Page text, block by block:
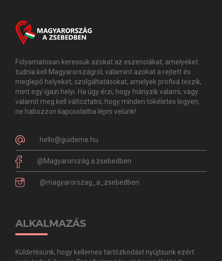
Folyamatosan keressük azokat az eszenciákat, amelyeket
tudnia kell Magyarországról, valamint azokat a rejtett és
meglepő helyeket, szolgáltatásokat, amelyek profivá teszik,
mint egy igazi helyi. Ha úgy érzi, hogy hiányzik valami, vagy
valamit meg kell változtatni, hogy minden tökéletes legyen,
ne habozzon kapcsolatba lépni velünk!
hello@guideme.hu
@Magyarország.a.zsebedben
@magyarorszag_a_zsebedben
ALKALMAZÁS
Küldetésünk, hogy kellemes tartózkodást nyújtsunk ezért